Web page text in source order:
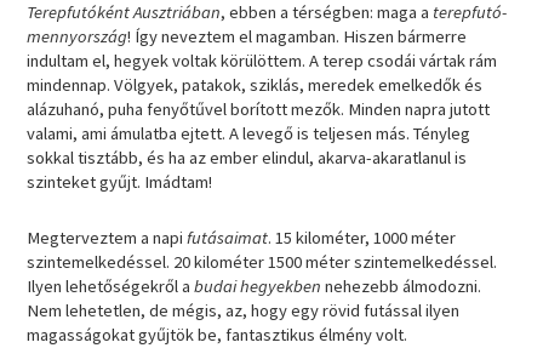
Terepfutóként Ausztriában, ebben a térségben: maga a terepfutó-
mennyország! Így neveztem el magamban. Hiszen bármerre
indultam el, hegyek voltak körülöttem. A terep csodái vártak rám
mindennap. Völgyek, patakok, sziklás, meredek emelkedők és
alázuhanó, puha fenyőtűvel borított mezők. Minden napra jutott
valami, ami ámulatba ejtett. A levegő is teljesen más. Tényleg
sokkal tisztább, és ha az ember elindul, akarva-akaratlanul is
szinteket gyűjt. Imádtam!
Megterveztem a napifutásaimat. 15 kilométer, 1000 méter
szintemelkedéssel. 20 kilométer 1500 méter szintemelkedéssel.
Ilyen lehetőségekről abudai hegyekben nehezebb álmodozni.
Nem lehetetlen, de mégis, az, hogy egy rövid futással ilyen
magasságokat gyűjtök be, fantasztikus élmény volt.